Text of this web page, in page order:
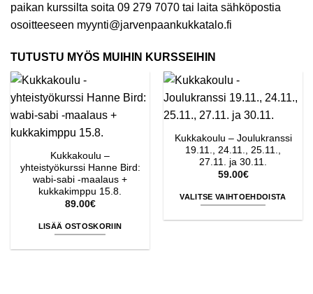
paikan kurssilta soita 09 279 7070 tai laita sähköpostia
osoitteeseen myynti@jarvenpaankukkatalo.fi
TUTUSTU MYÖS MUIHIN KURSSEIHIN
Kukkakoulu –
yhteistyökurssi Hanne Bird:
wabi-sabi -maalaus +
kukkakimppu 15.8.
89.00€
LISÄÄ OSTOSKORIIN
Kukkakoulu – Joulukranssi
19.11., 24.11., 25.11.,
27.11. ja 30.11.
59.00€
VALITSE VAIHTOEHDOISTA